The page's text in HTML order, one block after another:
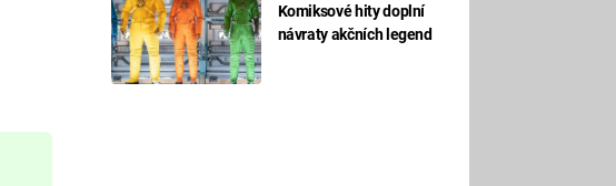
Komiksové hity doplní
návraty akčních legend